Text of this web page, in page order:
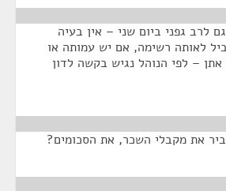
לרב גפני ביום שני – אין בעיה
לאותה רשימה, אם יש עמותה או
– לפי הנוהל נגיש בקשה לדון
את מקבלי השכר, את הסכומים?